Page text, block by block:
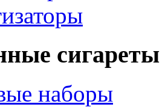
сигареты
наборы